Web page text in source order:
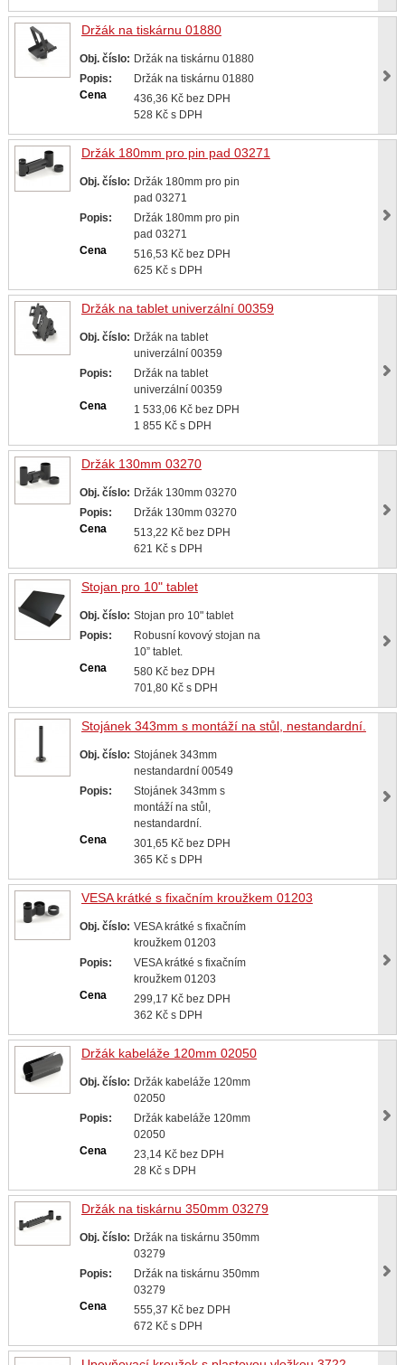
Držák na tiskárnu 01880
Obj. číslo: Držák na tiskárnu 01880
Popis:
Držák na tiskárnu 01880
Cena
436,36 Kč bez DPH
528 Kč s DPH
Držák 180mm pro pin pad 03271
Obj. číslo: Držák 180mm pro pin
pad 03271
Popis:
Držák 180mm pro pin
pad 03271
Cena
516,53 Kč bez DPH
625 Kč s DPH
Držák na tablet univerzální 00359
Obj. číslo: Držák na tablet
univerzální 00359
Popis:
Držák na tablet
univerzální 00359
Cena
1 533,06 Kč bez DPH
1 855 Kč s DPH
Držák 130mm 03270
Obj. číslo: Držák 130mm 03270
Popis:
Držák 130mm 03270
Cena
513,22 Kč bez DPH
621 Kč s DPH
Stojan pro 10" tablet
Obj. číslo: Stojan pro 10" tablet
Popis:
Robusní kovový stojan na
10” tablet.
Cena
580 Kč bez DPH
701,80 Kč s DPH
Stojánek 343mm s montáží na stůl, nestandardní.
Obj. číslo: Stojánek 343mm
nestandardní 00549
Popis:
Stojánek 343mm s
montáží na stůl,
nestandardní.
Cena
301,65 Kč bez DPH
365 Kč s DPH
VESA krátké s fixačním kroužkem 01203
Obj. číslo: VESA krátké s fixačním
kroužkem 01203
Popis:
VESA krátké s fixačním
kroužkem 01203
Cena
299,17 Kč bez DPH
362 Kč s DPH
Držák kabeláže 120mm 02050
Obj. číslo: Držák kabeláže 120mm
02050
Popis:
Držák kabeláže 120mm
02050
Cena
23,14 Kč bez DPH
28 Kč s DPH
Držák na tiskárnu 350mm 03279
Obj. číslo: Držák na tiskárnu 350mm
03279
Popis:
Držák na tiskárnu 350mm
03279
Cena
555,37 Kč bez DPH
672 Kč s DPH